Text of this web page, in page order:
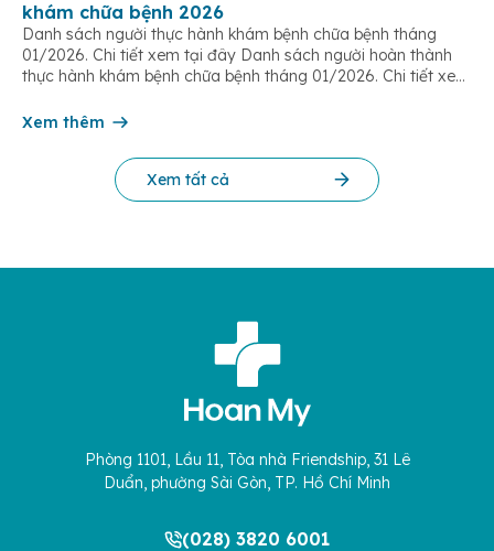
khám chữa bệnh 2026
Danh sách người thực hành khám bệnh chữa bệnh tháng
01/2026. Chi tiết xem tại đây Danh sách người hoàn thành
thực hành khám bệnh chữa bệnh tháng 01/2026. Chi tiết xem
chữa bệnh tháng 02/2026. Chi tiết xem tại đây Danh sách
Xem thêm
Xem tất cả
Phòng 1101, Lầu 11, Tòa nhà Friendship, 31 Lê
Duẩn, phường Sài Gòn, TP. Hồ Chí Minh
(028) 3820 6001